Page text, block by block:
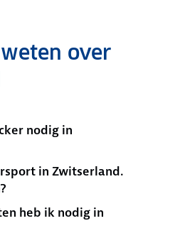
over
nodig in
in Zwitserland.
heb ik nodig in